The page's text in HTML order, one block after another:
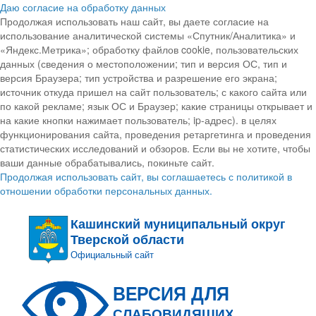
Даю согласие на обработку данных
Продолжая использовать наш сайт, вы даете согласие на
использование аналитической системы «Спутник/Аналитика» и
«Яндекс.Метрика»; обработку файлов cookie, пользовательских
данных (сведения о местоположении; тип и версия ОС, тип и
версия Браузера; тип устройства и разрешение его экрана;
источник откуда пришел на сайт пользователь; с какого сайта или
по какой рекламе; язык ОС и Браузер; какие страницы открывает и
на какие кнопки нажимает пользователь; ip-адрес). в целях
функционирования сайта, проведения ретаргетинга и проведения
статистических исследований и обзоров. Если вы не хотите, чтобы
ваши данные обрабатывались, покиньте сайт.
Продолжая использовать сайт, вы соглашаетесь с политикой в
отношении обработки персональных данных.